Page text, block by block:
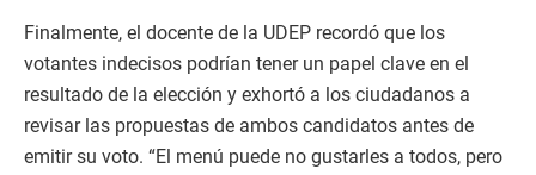
Finalmente, el docente de la UDEP recordó que los
votantes indecisos podrían tener un papel clave en el
resultado de la elección y exhortó a los ciudadanos a
revisar las propuestas de ambos candidatos antes de
emitir su voto. “El menú puede no gustarles a todos, pero